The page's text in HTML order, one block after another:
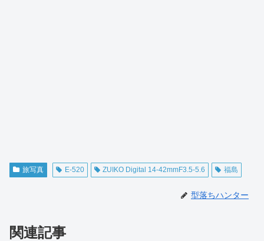
旅写真 E-520 ZUIKO Digital 14-42mmF3.5-5.6 福島
型落ちハンター
関連記事